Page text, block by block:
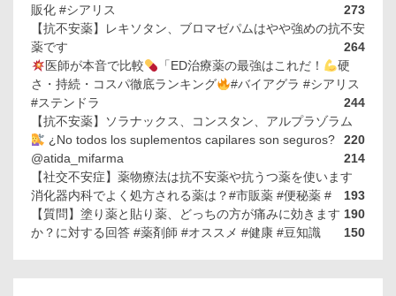
販化 #シアリス
273
【抗不安薬】レキソタン、ブロマゼパムはやや強めの抗不安
薬です
264
医師が本音で比較
「ED治療薬の最強はこれだ！
硬
さ・持続・コスパ徹底ランキング
#バイアグラ #シアリス
#ステンドラ
244
【抗不安薬】ソラナックス、コンスタン、アルプラゾラム
220
¿No todos los suplementos capilares son seguros?
@atida_mifarma
214
【社交不安症】薬物療法は抗不安薬や抗うつ薬を使います
193
消化器内科でよく処方される薬は？#市販薬 #便秘薬 #
190
【質問】塗り薬と貼り薬、どっちの方が痛みに効きます
か？に対する回答 #薬剤師 #オススメ #健康 #豆知識
150